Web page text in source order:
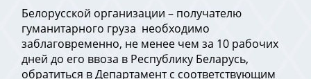
Белорусской организации – получателю
гуманитарного груза необходимо
заблаговременно, не менее чем за 10 рабочих
дней до его ввоза в Республику Беларусь,
обратиться в Департамент с соответствующим